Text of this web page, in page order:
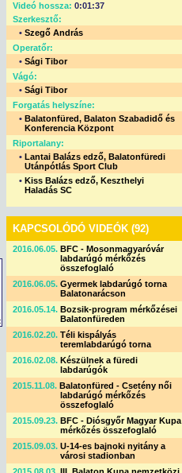
Videó hossza: 0:01:37
Szerkesztő:
• Szegő András
Operatőr:
• Sági Tibor
Vágó:
• Sági Tibor
Forgatás helyszíne:
• Balatonfüred, Balaton Szabadidő és
Konferencia Központ
Riportalany:
• Lantai Balázs edző, Balatonfüredi
Utánpótlás Sport Club
• Kiss Balázs edző, Keszthelyi
Haladás SC
KAPCSOLÓDÓ VIDEÓK (92)
2016.06.05. BFC - Mosonmagyaróvár
labdarúgó mérkőzés
összefoglaló
2016.06.05. Gyermek labdarúgó torna
Balatonarácson
2016.05.14. Bozsik-program mérkőzései
Balatonfüreden
2016.02.20. Téli kispályás
teremlabdarúgó torna
2016.02.08. Készülnek a füredi
labdarúgók
2015.11.08. Balatonfüred - Csetény női
labdarúgó mérkőzés
összefoglaló
2015.09.23. BFC - Diósgyőr Magyar Kupa
mérkőzés összefoglaló
2015.09.03. U-14-es bajnoki nyitány a
városi stadionban